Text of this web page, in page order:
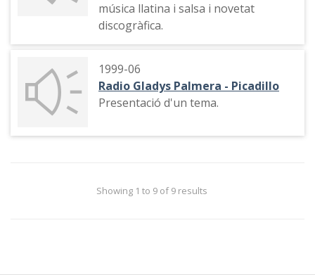
música llatina i salsa i novetat
discogràfica.
1999-06
Radio Gladys Palmera - Picadillo
Presentació d'un tema.
Showing 1 to 9 of 9 results